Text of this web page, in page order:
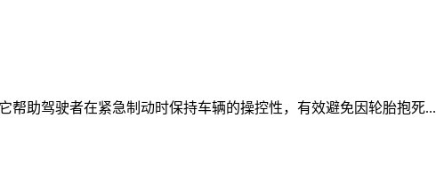
助驾驶者在紧急制动时保持车辆的操控性，有效避免因轮胎抱死...